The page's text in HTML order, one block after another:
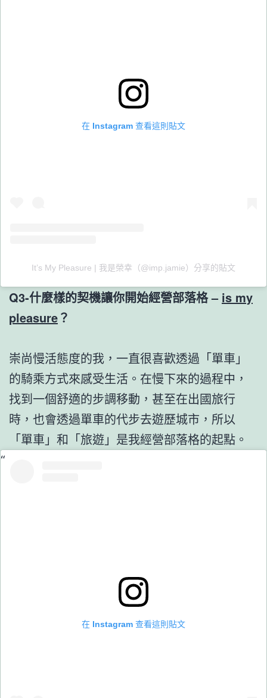
在 Instagram 查看這則貼文
It’s My Pleasure | 我是榮幸（@imp.jamie）分享的貼文
Q3-什麼樣的契機讓你開始經營部落格 – is my
pleasure？
崇尚慢活態度的我，一直很喜歡透過「單車」
的騎乘方式來感受生活。在慢下來的過程中，
找到一個舒適的步調移動，甚至在出國旅行
時，也會透過單車的代步去遊歷城市，所以
「單車」和「旅遊」是我經營部落格的起點。
在 Instagram 查看這則貼文